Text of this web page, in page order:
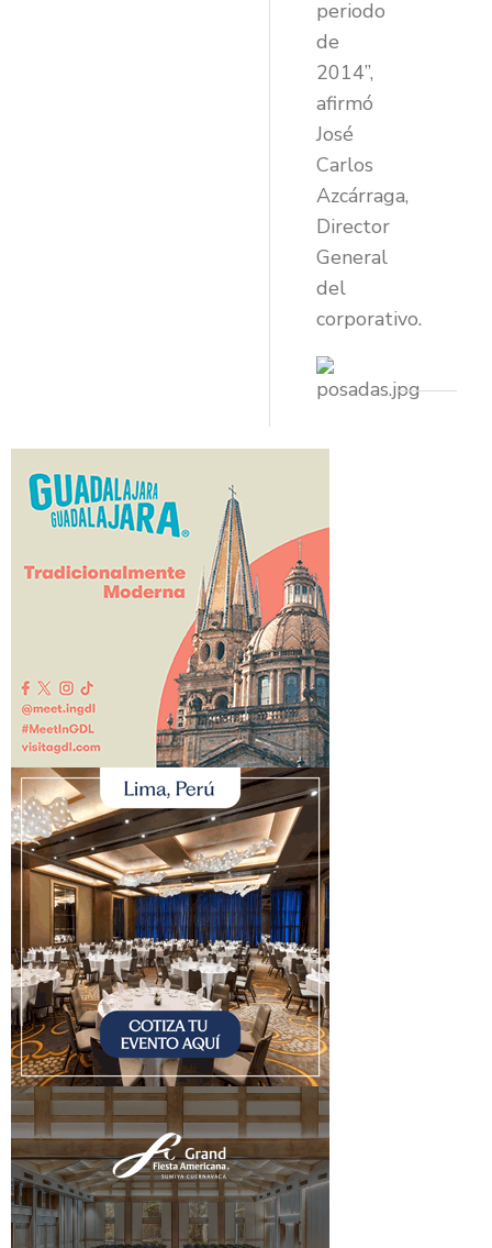
periodo
de
2014”,
afirmó
José
Carlos
Azcárraga,
Director
General
del
corporativo.